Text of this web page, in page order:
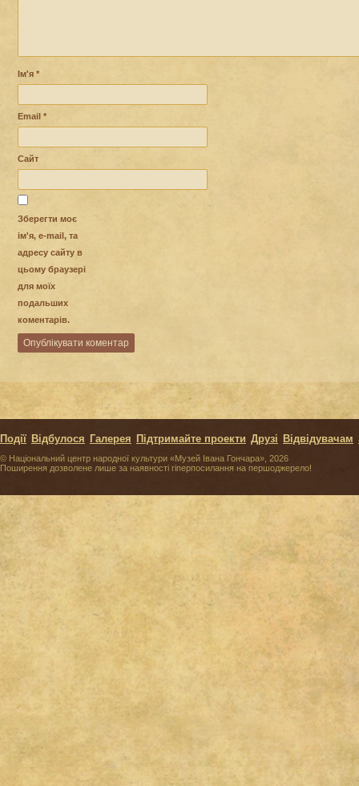
Ім'я *
Email *
Сайт
Зберегти моє
ім'я, e-mail, та
адресу сайту в
цьому браузері
для моїх
подальших
коментарів.
© Національний центр народної культури «Музей Івана Гончара», 2026
Поширення дозволене лише за наявності гіперпосилання на першоджерело!
Події Відбулося Галерея Підтримайте проекти Друзі Відвідувачам